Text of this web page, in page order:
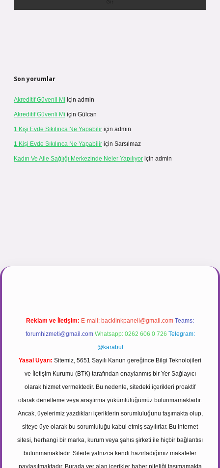
Son yorumlar
Akreditif Güvenli Mi için admin
Akreditif Güvenli Mi için Gülcan
1 Kişi Evde Sıkılınca Ne Yapabilir için admin
1 Kişi Evde Sıkılınca Ne Yapabilir için Sarsılmaz
Kadın Ve Aile Sağlığı Merkezinde Neler Yapılıyor için admin
Reklam ve İletişim: E-mail: backlinkpaneli@gmail.com Teams:
forumhizmeti@gmail.com Whatsapp: 0262 606 0 726 Telegram:
@karabul
Yasal Uyarı: Sitemiz, 5651 Sayılı Kanun gereğince Bilgi Teknolojileri
ve İletişim Kurumu (BTK) tarafından onaylanmış bir Yer Sağlayıcı
olarak hizmet vermektedir. Bu nedenle, sitedeki içerikleri proaktif
olarak denetleme veya araştırma yükümlülüğümüz bulunmamaktadır.
Ancak, üyelerimiz yazdıkları içeriklerin sorumluluğunu taşımakta olup,
siteye üye olarak bu sorumluluğu kabul etmiş sayılırlar. Bu internet
sitesi, herhangi bir marka, kurum veya şahıs şirketi ile hiçbir bağlantısı
bulunmamaktadır. Sitede yalnızca kendi hazırladığımız makaleler
paylaşılmaktadır. Burada yer alan içerikler haber niteliği taşımamakta